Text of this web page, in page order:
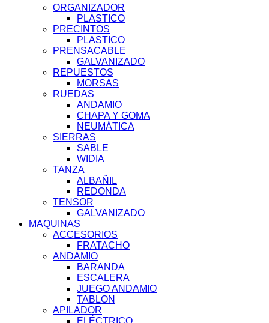
ORGANIZADOR
PLASTICO
PRECINTOS
PLASTICO
PRENSACABLE
GALVANIZADO
REPUESTOS
MORSAS
RUEDAS
ANDAMIO
CHAPA Y GOMA
NEUMÁTICA
SIERRAS
SABLE
WIDIA
TANZA
ALBAÑIL
REDONDA
TENSOR
GALVANIZADO
MAQUINAS
ACCESORIOS
FRATACHO
ANDAMIO
BARANDA
ESCALERA
JUEGO ANDAMIO
TABLON
APILADOR
ELÉCTRICO